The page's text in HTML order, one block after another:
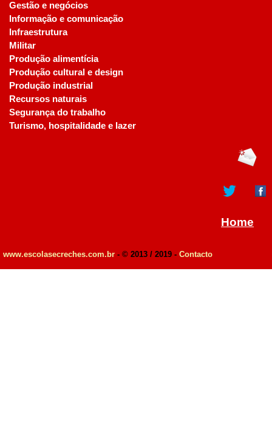
Gestão e negócios
Informação e comunicação
Infraestrutura
Militar
Produção alimentícia
Produção cultural e design
Produção industrial
Recursos naturais
Segurança do trabalho
Turismo, hospitalidade e lazer
Home
www.escolasecreches.com.br - © 2013 / 2019 - Contacto